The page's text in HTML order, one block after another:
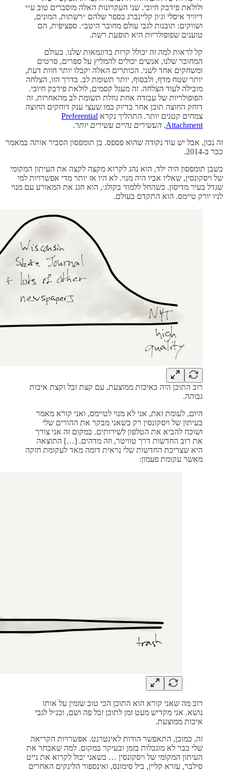
ולולאת פידבק חיובי. שני העקרונות האלה מוסברים טוב ע״י
דיוויד איסלי וג׳ון קליינברג בספר שלהם ״רשתות, המונים,
ושווקים: תובנות לגבי עולם מחובר היטב״. ספציפית, הם
טוענים שפופולריות היא תופעת רשת.
קל לראות למה זה יכולל קרות בדוגמאות שלנו. בעולם
המחובר שלנו, אנשים יכולים להמליץ על ספרים, סרטים
ומשחקים אחד לשני. הכותרים האלה יקבלו יותר חוות דעת,
יותר שטח מדף, ולבסוף, יותר תשומת לב. בדרך הזו, הצלחה
מובילה לעוד הצלחה. זה מעגל קסמים, לולאת פידבק חיובי.
הפופולריות של עבודה אחת גוזלת תשומת לב מהאחרות. זה
דוחק החוצה תוכן אחר בדיוק כמו שעצי ענק דוחקים החוצה
צמחים קטנים יותר. התהליך נקרא Preferential
Attachment
. העשירים נהיים עשירים יותר.
זה נכון, אבל יש עוד נקודה שהוא פספס. בן תומפסון הסביר אותה במאמר
כבר ב-2014.
כשבן תומפסון היה ילד, הוא נהג לקרוא מקצה לקצה את העיתון המקומי
של ויסקונסין, שאליו אביו היה מנוי. לא היו אז יותר מדי אפשרויות למי
שגדל בעיר מדיסון. כשהחל ללמוד בקולג׳, הוא חגג את המאורע עם מנוי
לניו יורק טיימס. הוא התקדם בעולם.
רוב התוכן היה באיכות ממוצעת, עם קצת זבל וקצת איכות
גבוהה.
היום, לעומת זאת, אני לא מנוי לטיימס, ואני קורא מאמר
בעיתון של ויסקונסין רק כשאני מבקר את ההורים שלי
ושוכח להביא את הטלפון לשירותים. במקום זה אני צורך
את רוב החדשות דרך טוויטר, וזה מדהים. […] התוצאה
היא שצריכת החדשות שלי נראית דומה מאד לעקומת חזקה
מאשר עקומת פעמון:
רוב מה שאני קורא הוא התוכן הכי טוב שזמין על אותו
נושא. אני מקדיש מעט זמן לתוכן זבל פה ושם, וכנ״ל לגבי
איכות ממוצעת.
זה, כמובן, התאפשר הודות לאינטרנט. אפשרויות הקריאה
שלי כבר לא מוגבלות בזמן ובעיקר במקום. למה שאבחר את
העיתון המקומי של ויסקונסין … כשאני יכול לקרוא את נייט
סילבר, עזרא קליין, ביל סימונס, ואינספור הלינקים האחרים